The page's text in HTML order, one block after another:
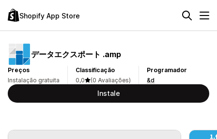
Shopify App Store
データエクスポート .amp
Preços
Instalação gratuita
Classificação
0,0
(0 Avaliações)
Programador
&d
Instale